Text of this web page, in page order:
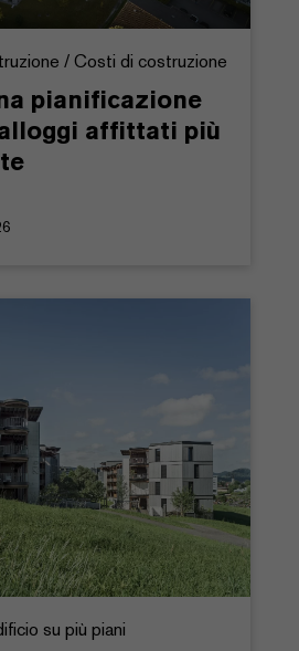
/ Costi di costruzione
pianificazione
affittati più
su più piani